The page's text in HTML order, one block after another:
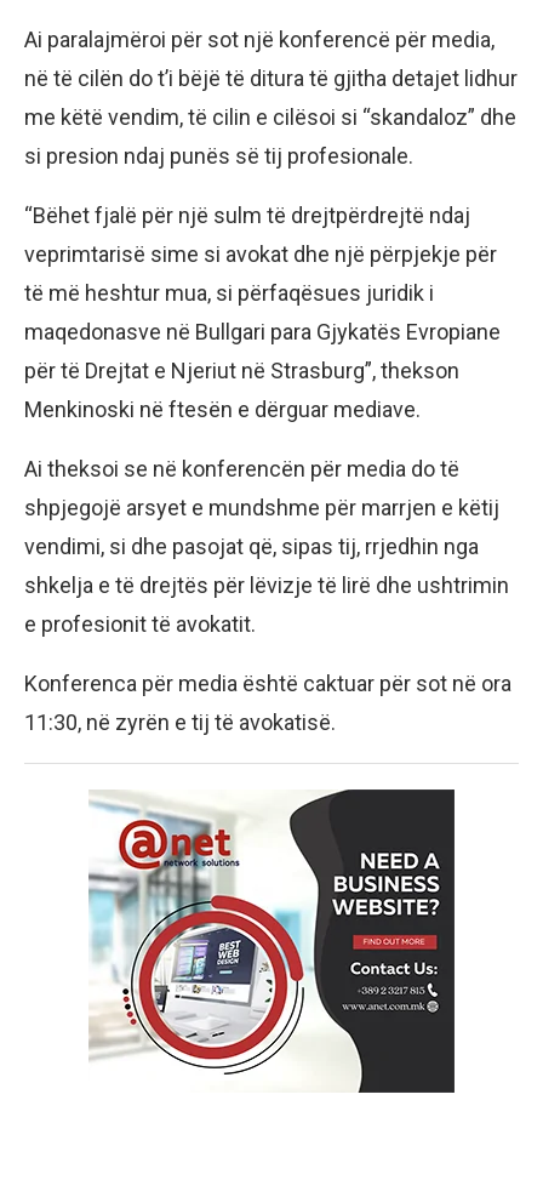
Ai paralajmëroi për sot një konferencë për media,
në të cilën do t’i bëjë të ditura të gjitha detajet lidhur
me këtë vendim, të cilin e cilësoi si “skandaloz” dhe
si presion ndaj punës së tij profesionale.
“Bëhet fjalë për një sulm të drejtpërdrejtë ndaj
veprimtarisë sime si avokat dhe një përpjekje për
të më heshtur mua, si përfaqësues juridik i
maqedonasve në Bullgari para Gjykatës Evropiane
për të Drejtat e Njeriut në Strasburg”, thekson
Menkinoski në ftesën e dërguar mediave.
Ai theksoi se në konferencën për media do të
shpjegojë arsyet e mundshme për marrjen e këtij
vendimi, si dhe pasojat që, sipas tij, rrjedhin nga
shkelja e të drejtës për lëvizje të lirë dhe ushtrimin
e profesionit të avokatit.
Konferenca për media është caktuar për sot në ora
11:30, në zyrën e tij të avokatisë.